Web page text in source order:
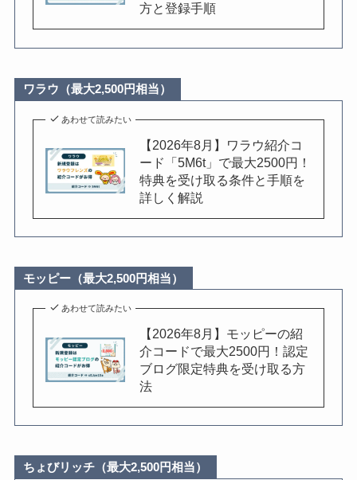
方と登録手順
ワラウ（最大2,500円相当）
あわせて読みたい
【2026年8月】ワラウ紹介コ
ード「5M6t」で最大2500円！
特典を受け取る条件と手順を
詳しく解説
モッピー（最大2,500円相当）
あわせて読みたい
【2026年8月】モッピーの紹
介コードで最大2500円！認定
ブログ限定特典を受け取る方
法
ちょびリッチ（最大2,500円相当）